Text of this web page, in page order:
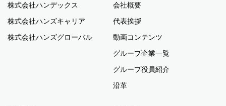
株式会社ハンデックス
株式会社ハンズキャリア
株式会社ハンズグローバル
会社概要
代表挨拶
動画コンテンツ
グループ企業一覧
グループ役員紹介
沿革